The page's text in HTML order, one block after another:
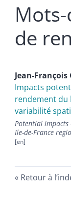
de
Jean-François
Impacts
rendement du
variabilité
Potential
Ile-de-France
Retour à